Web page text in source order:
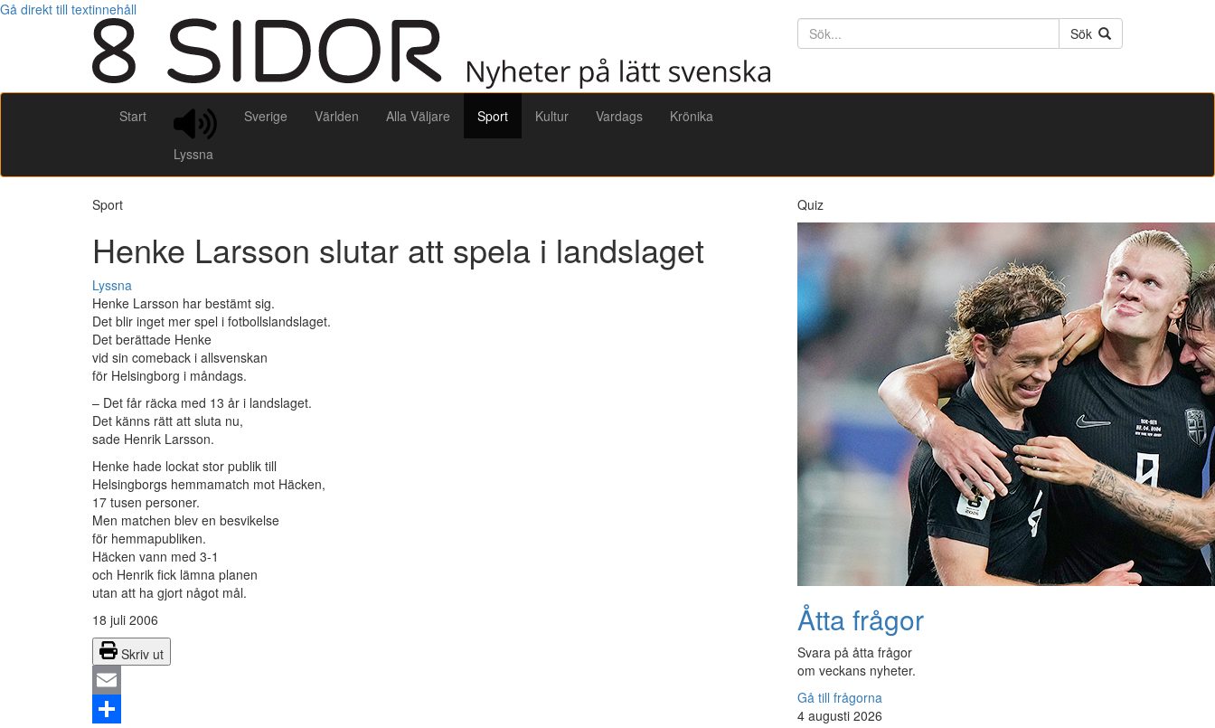
Gå direkt till textinnehåll
Söktext
Sök
Start
Lyssna
Sverige Världen Alla Väljare Sport Kultur Vardags Krönika
Sport
Henke Larsson slutar att spela i landslaget
Lyssna
Henke Larsson har bestämt sig.
Det blir inget mer spel i fotbollslandslaget.
Det berättade Henke
vid sin comeback i allsvenskan
för Helsingborg i måndags.
– Det får räcka med 13 år i landslaget.
Det känns rätt att sluta nu,
sade Henrik Larsson.
Henke hade lockat stor publik till
Helsingborgs hemmamatch mot Häcken,
17 tusen personer.
Men matchen blev en besvikelse
för hemmapubliken.
Häcken vann med 3-1
och Henrik fick lämna planen
utan att ha gjort något mål.
18 juli 2006
Skriv ut
Email
Quiz
Åtta frågor
Svara på åtta frågor
om veckans nyheter.
Gå till frågorna
4 augusti 2026